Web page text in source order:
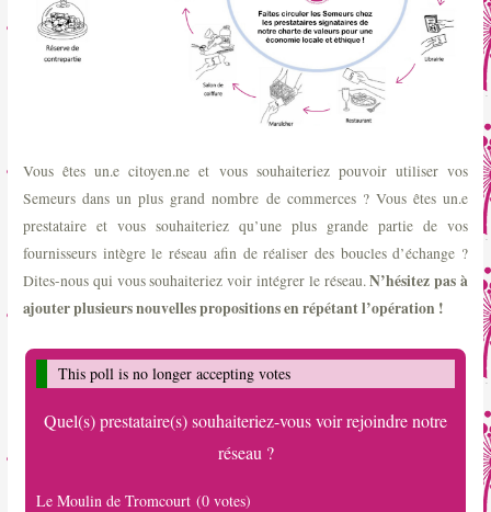
Vous êtes un.e citoyen.ne et vous souhaiteriez pouvoir utiliser vos
Semeurs dans un plus grand nombre de commerces ? Vous êtes un.e
prestataire et vous souhaiteriez qu’une plus grande partie de vos
fournisseurs intègre le réseau afin de réaliser des boucles d’échange ?
Dites-nous qui vous souhaiteriez voir intégrer le réseau.N’hésitez pas à
ajouter plusieurs nouvelles propositions en répétant l’opération !
This poll is no longer accepting votes
Quel(s) prestataire(s) souhaiteriez-vous voir rejoindre notre
réseau ?
Le Moulin de Tromcourt (0 votes)